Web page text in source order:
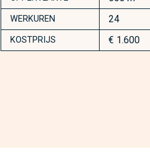
WERKUREN 24
KOSTPRIJS € 1.600